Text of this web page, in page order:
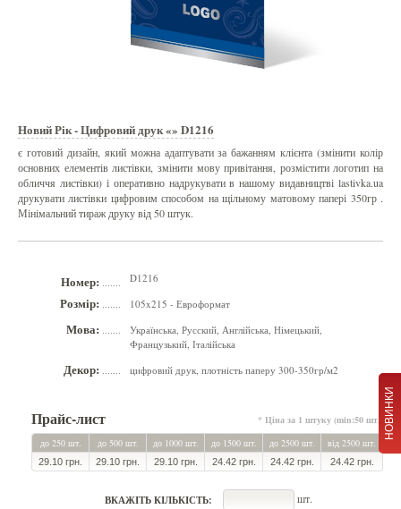
НОВИНКИ
Новий Рік - Цифровий друк «» D1216
є готовий дизайн, який можна адаптувати за бажанням клієнта (змінити колір
основних елементів листівки, змінити мову привітання, розмістити логотип на
обличчя листівки) і оперативно надрукувати в нашому видавництві lastivka.ua
друкувати листівки цифровим способом на щільному матовому папері 350гр .
Мінімальний тираж друку від 50 штук.
Номер: D1216
Розмір: 105x215 - Евроформат
Мова:
Українська, Русский, Англійська, Німецький,
Французький, Італійська
Декор: цифровий друк, плотність паперу 300-350гр/м2
Прайс-лист
* Ціна за 1 штуку (min:50 шт.)
до 250 шт.
до 500 шт. до 1000 шт. до 1500 шт. до 2500 шт. від 2500 шт.
29.10 грн. 29.10 грн. 29.10 грн. 24.42 грн. 24.42 грн. 24.42 грн.
ВКАЖІТЬ КІЛЬКІСТЬ: шт.